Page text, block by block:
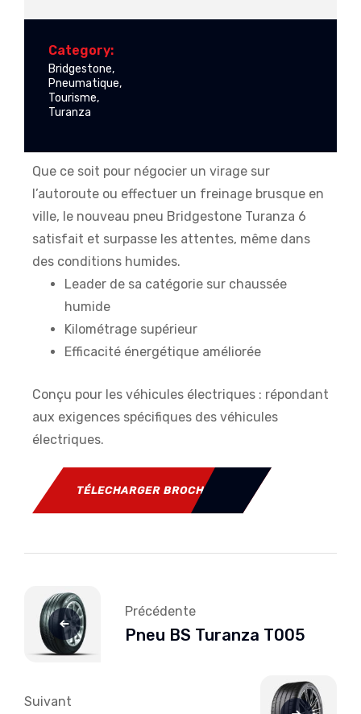
Category:
Bridgestone,
Pneumatique,
Tourisme,
Turanza
Que ce soit pour négocier un virage sur
l’autoroute ou effectuer un freinage brusque en
ville, le nouveau pneu Bridgestone Turanza 6
satisfait et surpasse les attentes, même dans
des conditions humides.
Leader de sa catégorie sur chaussée
humide
Kilométrage supérieur
Efficacité énergétique améliorée
Conçu pour les véhicules électriques : répondant
aux exigences spécifiques des véhicules
électriques.
TÉLECHARGER BROCHURE
Précédente
Pneu BS Turanza T005
Suivant